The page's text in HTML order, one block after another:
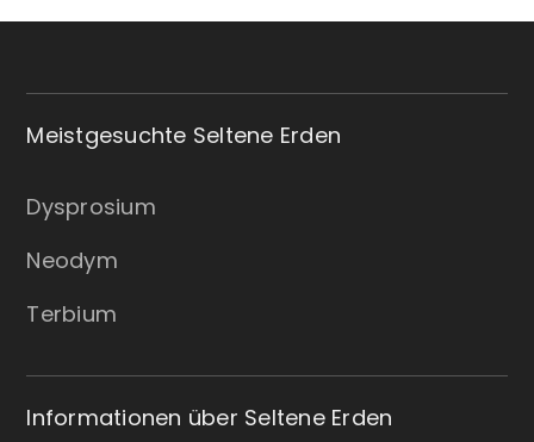
Meistgesuchte Seltene Erden
Dysprosium
Neodym
Terbium
Informationen über Seltene Erden